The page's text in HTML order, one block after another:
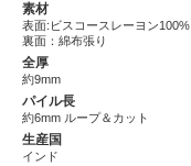
素材
表面:ビスコースレーヨン100%
裏面：綿布張り
全厚
約9mm
パイル長
約6mm ループ＆カット
生産国
インド